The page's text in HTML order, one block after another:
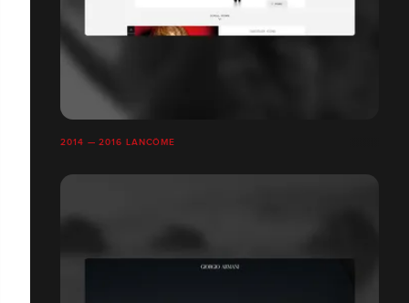
2014 — 2016 LANCÔME